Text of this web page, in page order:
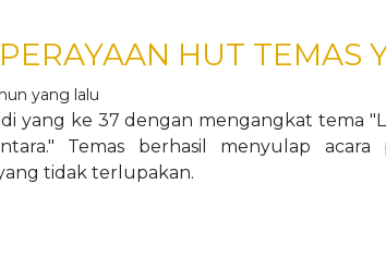
HUT TEMAS
yang lalu
yang ke 37 dengan mengangkat tema
Temas berhasil menyulap
tidak terlupakan.